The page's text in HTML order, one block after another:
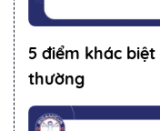
5 điểm khác
thường